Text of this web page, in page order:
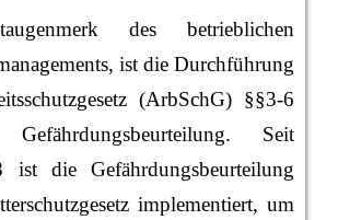
des betrieblichen
ist die Durchführung
(ArbSchG) §§3-6
Gefährdungsbeurteilung. Seit
ist die Gefährdungsbeurteilung
implementiert, um